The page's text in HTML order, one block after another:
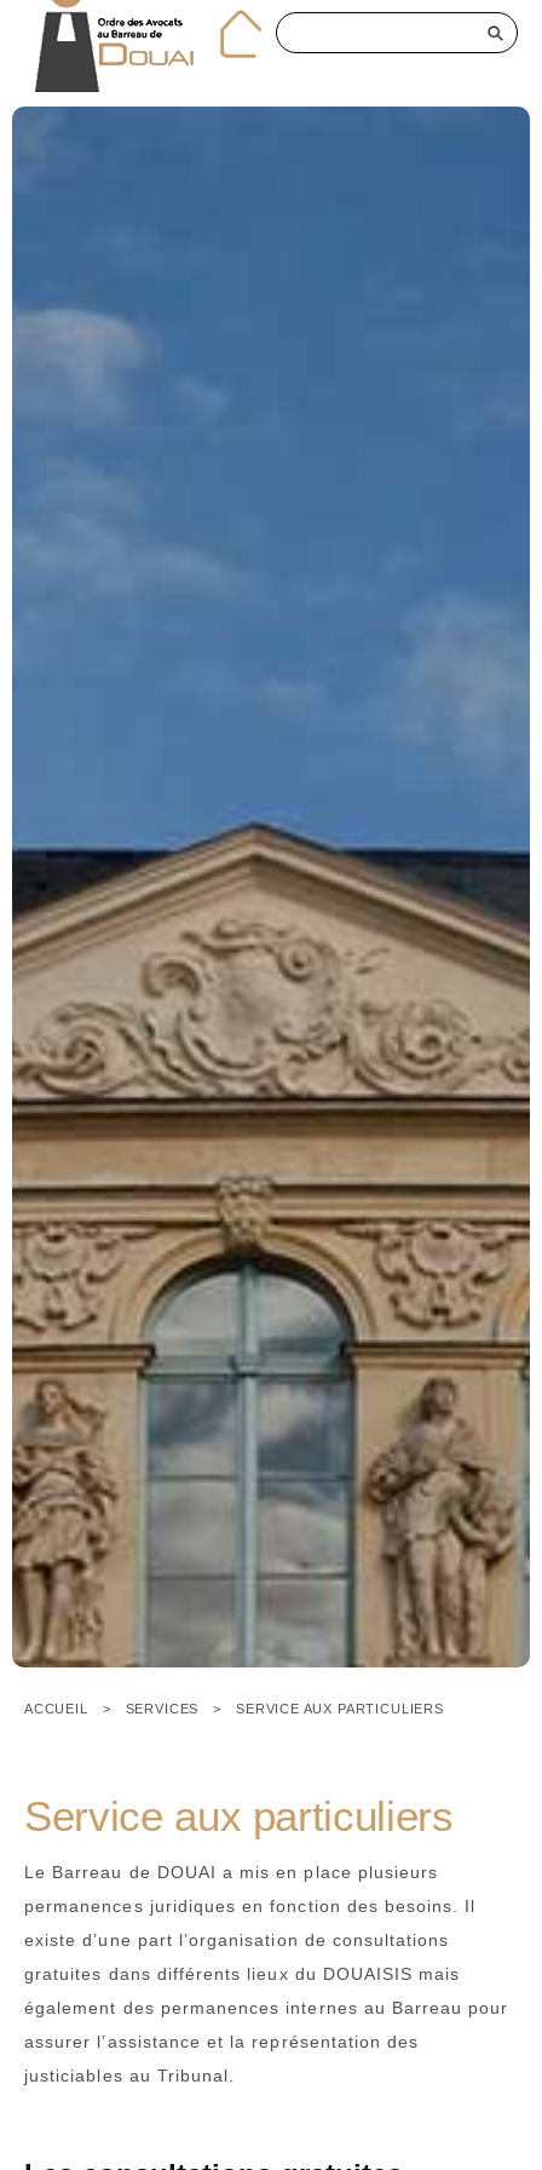
Panneau de gestion des cookies
ACCUEIL SERVICES SERVICE AUX PARTICULIERS
Service aux particuliers
Le Barreau de DOUAI a mis en place plusieurs
permanences juridiques en fonction des besoins. Il
existe d’une part l’organisation de consultations
gratuites dans différents lieux du DOUAISIS mais
également des permanences internes au Barreau pour
assurer l’assistance et la représentation des
justiciables au Tribunal.